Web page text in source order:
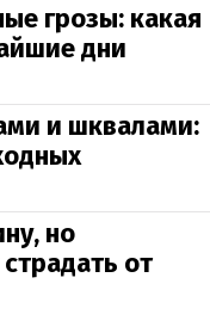
грозы: какая
дни
и шквалами:
но
от